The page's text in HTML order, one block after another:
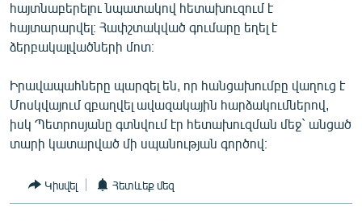
ՀԵՏԵՎԵՔ ՄԵԶ
«Ազատության» բոլոր կայքերը
հայտնաբերելու նպատակով հետախուզում է
հայտարարվել։ Հափշտակված գումարը եղել է
ձերբակալվածների մոտ։
Իրավապահները պարզել են, որ հանցախումբը վաղուց է
Մոսկվայում զբաղվել ավազակային հարձակումներով,
իսկ Պետրոսյանը գտնվում էր հետախուզման մեջ` անցած
տարի կատարված մի սպանության գործով։
Կիսվել Հետևեք մեզ